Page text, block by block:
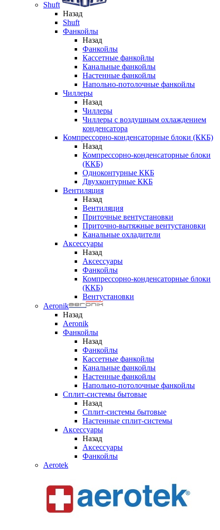
Shuft
Назад
Shuft
Фанкойлы
Назад
Фанкойлы
Кассетные фанкойлы
Канальные фанкойлы
Настенные фанкойлы
Напольно-потолочные фанкойлы
Чиллеры
Назад
Чиллеры
Чиллеры с воздушным охлаждением
конденсатора
Компрессорно-конденсаторные блоки (ККБ)
Назад
Компрессорно-конденсаторные блоки
(ККБ)
Одноконтурные ККБ
Двухконтурные ККБ
Вентиляция
Назад
Вентиляция
Приточные вентустановки
Приточно-вытяжные вентустановки
Канальные охладители
Аксессуары
Назад
Аксессуары
Фанкойлы
Компрессорно-конденсаторные блоки
(ККБ)
Вентустановки
Aeronik
Назад
Aeronik
Фанкойлы
Назад
Фанкойлы
Кассетные фанкойлы
Канальные фанкойлы
Настенные фанкойлы
Напольно-потолочные фанкойлы
Сплит-системы бытовые
Назад
Сплит-системы бытовые
Настенные сплит-системы
Аксессуары
Назад
Аксессуары
Фанкойлы
Aerotek